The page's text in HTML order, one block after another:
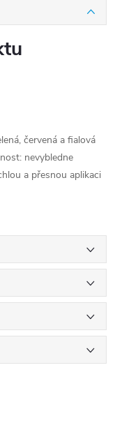
červená a fialová
nevybledne
a přesnou aplikaci